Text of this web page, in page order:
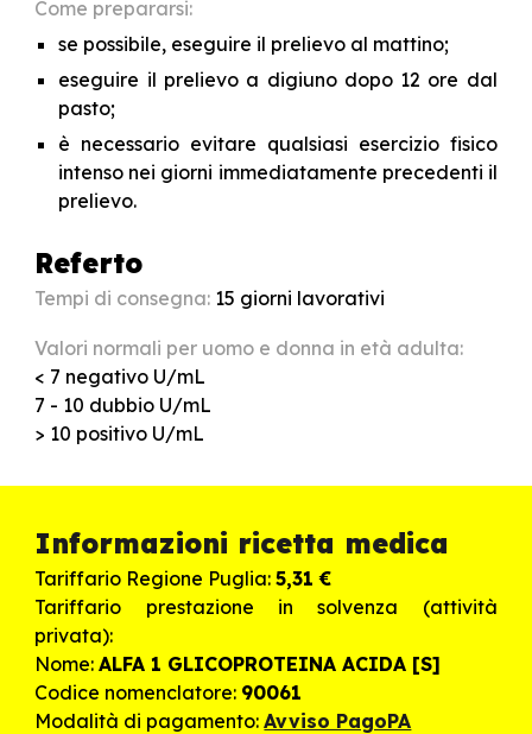
Come prepararsi:
se possibile, eseguire il prelievo al mattino;
eseguire il prelievo a digiuno dopo 12 ore dal
pasto;
è necessario evitare qualsiasi esercizio fisico
intenso nei giorni immediatamente precedenti il
prelievo.
Referto
Tempi di consegna: 15 giorni lavorativi
Valori normali per uomo e donna in età adulta:
< 7 negativo U/mL
7 - 10 dubbio U/mL
> 10 positivo U/mL
Informazioni ricetta medica
Tariffario Regione Puglia:5,31 €
Tariffario prestazione in solvenza (attività
privata):
Nome:ALFA 1 GLICOPROTEINA ACIDA [S]
Codice nomenclatore: 90061
Modalità di pagamento:Avviso PagoPA